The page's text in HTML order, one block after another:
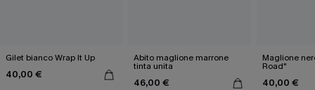
Gilet bianco Wrap It Up
40,00 €
Abito maglione marrone
tinta unita
46,00 €
Maglione
Road"
40,00 €